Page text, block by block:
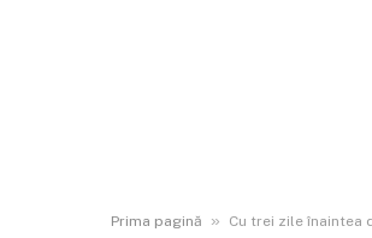
Prima pagină » Cu trei zile înaintea